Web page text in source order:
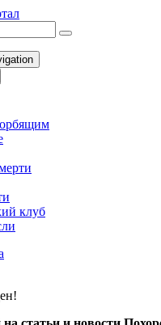
клуб